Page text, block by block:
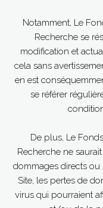
Notamment, Le
Recherche se
modification et
cela sans
en est
se référer
De plus, Le
Recherche ne
dommages directs ou
Site, les pertes de
virus qui pourraient